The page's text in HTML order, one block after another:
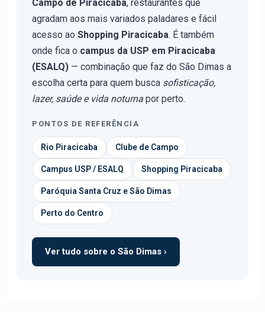
Campo de Piracicaba, restaurantes que
agradam aos mais variados paladares e fácil
acesso ao Shopping Piracicaba. É também
onde fica o campus da USP em Piracicaba
(ESALQ) — combinação que faz do São Dimas a
escolha certa para quem busca sofisticação,
lazer, saúde e vida noturna por perto.
PONTOS DE REFERÊNCIA
Rio Piracicaba Clube de Campo
Campus USP / ESALQ Shopping Piracicaba
Paróquia Santa Cruz e São Dimas
Perto do Centro
Ver tudo sobre o São Dimas ›